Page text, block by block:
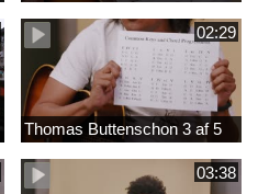
02:29
Thomas Buttenschon 3 af 5
03:38